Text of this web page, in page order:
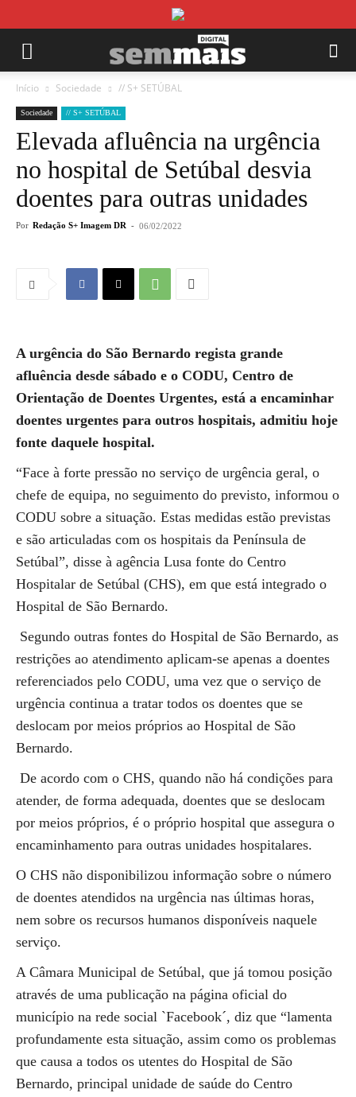
Início Sociedade // S+ SETÚBAL
Sociedade // S+ SETÚBAL
Elevada afluência na urgência
no hospital de Setúbal desvia
doentes para outras unidades
Por Redação S+ Imagem DR - 06/02/2022
A urgência do São Bernardo regista grande
afluência desde sábado e o CODU, Centro de
Orientação de Doentes Urgentes, está a encaminhar
doentes urgentes para outros hospitais, admitiu hoje
fonte daquele hospital.
“Face à forte pressão no serviço de urgência geral, o
chefe de equipa, no seguimento do previsto, informou o
CODU sobre a situação. Estas medidas estão previstas
e são articuladas com os hospitais da Península de
Setúbal”, disse à agência Lusa fonte do Centro
Hospitalar de Setúbal (CHS), em que está integrado o
Hospital de São Bernardo.
Segundo outras fontes do Hospital de São Bernardo, as
restrições ao atendimento aplicam-se apenas a doentes
referenciados pelo CODU, uma vez que o serviço de
urgência continua a tratar todos os doentes que se
deslocam por meios próprios ao Hospital de São
Bernardo.
De acordo com o CHS, quando não há condições para
atender, de forma adequada, doentes que se deslocam
por meios próprios, é o próprio hospital que assegura o
encaminhamento para outras unidades hospitalares.
O CHS não disponibilizou informação sobre o número
de doentes atendidos na urgência nas últimas horas,
nem sobre os recursos humanos disponíveis naquele
serviço.
A Câmara Municipal de Setúbal, que já tomou posição
através de uma publicação na página oficial do
município na rede social `Facebook´, diz que “lamenta
profundamente esta situação, assim como os problemas
que causa a todos os utentes do Hospital de São
Bernardo, principal unidade de saúde do Centro